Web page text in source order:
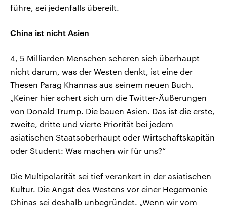
führe, sei jedenfalls übereilt.
China ist nicht Asien
4, 5 Milliarden Menschen scheren sich überhaupt
nicht darum, was der Westen denkt, ist eine der
Thesen Parag Khannas aus seinem neuen Buch.
„Keiner hier schert sich um die Twitter-Äußerungen
von Donald Trump. Die bauen Asien. Das ist die erste,
zweite, dritte und vierte Priorität bei jedem
asiatischen Staatsoberhaupt oder Wirtschaftskapitän
oder Student: Was machen wir für uns?“
Die Multipolarität sei tief verankert in der asiatischen
Kultur. Die Angst des Westens vor einer Hegemonie
Chinas sei deshalb unbegründet. „Wenn wir vom